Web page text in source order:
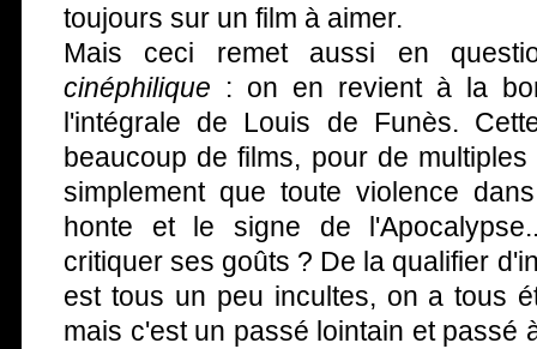
toujours sur un film à aimer.
Mais ceci remet aussi en
cinéphilique : on en revient à la
l'intégrale de Louis de Funès.
beaucoup de films, pour de
simplement que toute violence
honte et le signe de
critiquer ses goûts ? De la qualifier
est tous un peu incultes, on a tous
mais c'est un passé lointain et passé